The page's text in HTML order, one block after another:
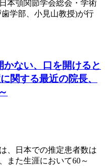
本顎関節学会総会・学術
学部、小見山教授)が行
ない、口を開けると
関する最近の院長、
、日本での推定患者数は
また生涯において60～